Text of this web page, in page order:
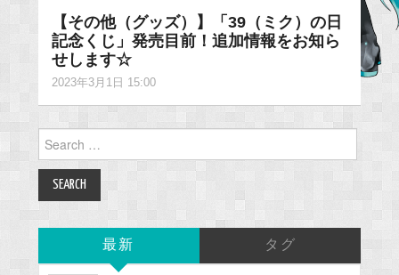
【その他（グッズ）】「39（ミク）の日
記念くじ」発売目前！追加情報をお知ら
せします☆
2023年3月1日 15:00
for:
最新 タグ